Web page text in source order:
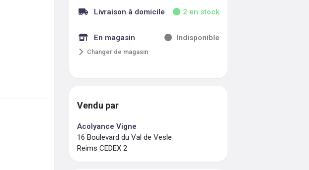
Livraison à domicile 2 en stock
En magasin Indisponible
Changer de magasin
Vendu par
Acolyance Vigne
16 Boulevard du Val de Vesle
Reims CEDEX 2